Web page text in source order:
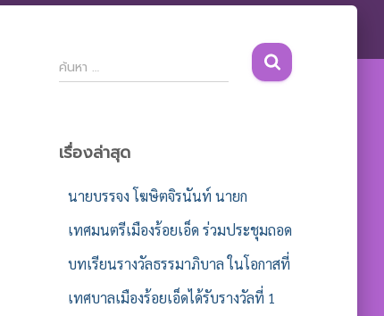
ค้
น
สำ
ค้นหา …
เรื่องล่าสุด
นายบรรจง โฆษิตจิรนันท์ นายก
เทศมนตรีเมืองร้อยเอ็ด ร่วมประชุมถอด
บทเรียนรางวัลธรรมาภิบาล ในโอกาสที่
เทศบาลเมืองร้อยเอ็ดได้รับรางวัลที่ 1